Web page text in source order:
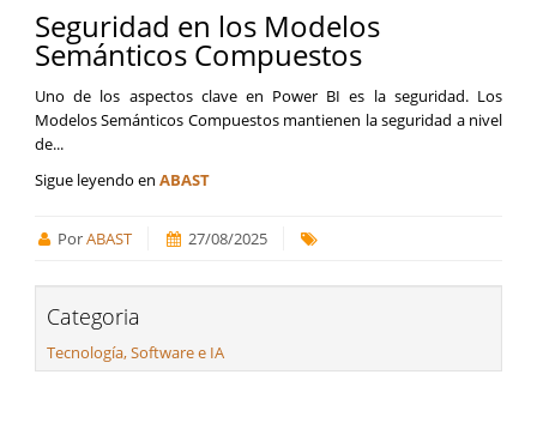
Seguridad en los Modelos
Semánticos Compuestos
Uno de los aspectos clave en Power BI es la seguridad. Los
Modelos Semánticos Compuestos mantienen la seguridad a nivel
de...
Sigue leyendo en ABAST
PorABAST 27/08/2025
Categoria
Tecnología, Software e IA